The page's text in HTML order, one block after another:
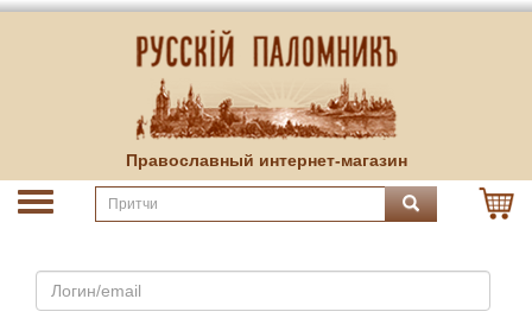
Православный интернет-магазин
Email